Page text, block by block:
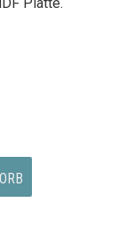
Platte.